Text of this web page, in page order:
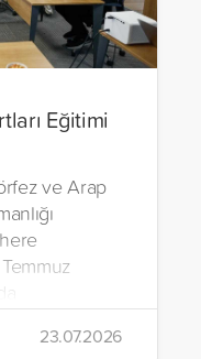
Eğitimi
ve Arap
23.07.2026